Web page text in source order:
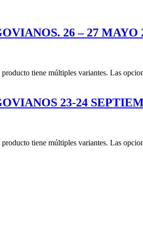
26 – 27 MAYO
producto tiene múltiples variantes. Las
23-24
producto tiene múltiples variantes. Las